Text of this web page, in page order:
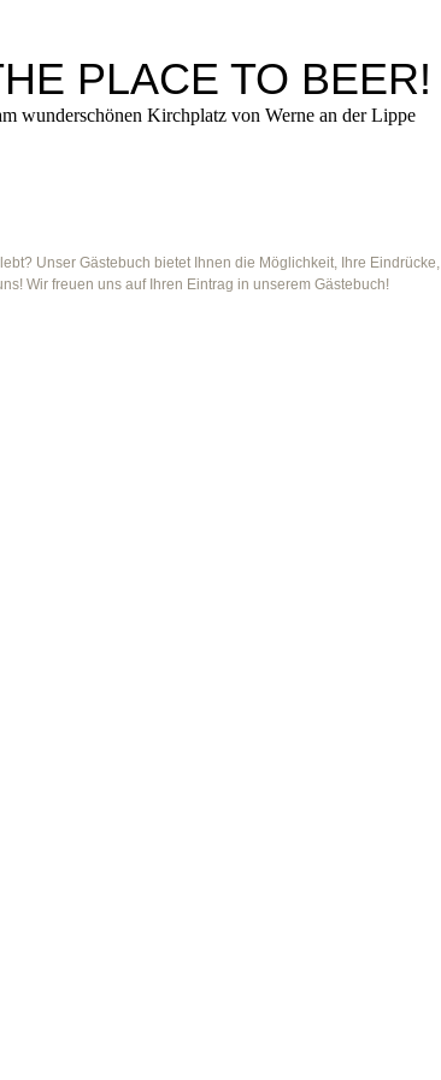
PLACE TO BEER!
wunderschönen Kirchplatz von Werne an der Lippe
Unser Gästebuch bietet Ihnen die Möglichkeit, Ihre Eindrücke,
Wir freuen uns auf Ihren Eintrag in unserem Gästebuch!